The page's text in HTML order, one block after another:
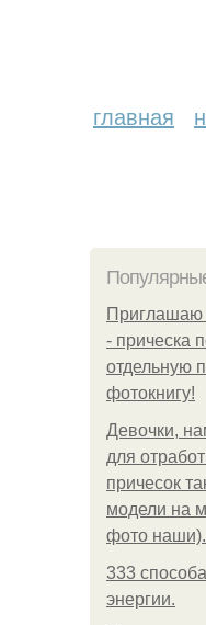
главная
Приглашаю
- прическа
отдельную
фотокнигу!
Девочки,
для
причесок
модели на
фото наши).
333
энергии.